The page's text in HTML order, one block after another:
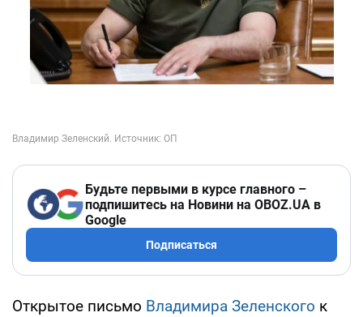
Будьте первыми в курсе главного –
подпишитесь на Новини на OBOZ.UA в
Google
Подписаться
Открытое письмо Владимира Зеленского к